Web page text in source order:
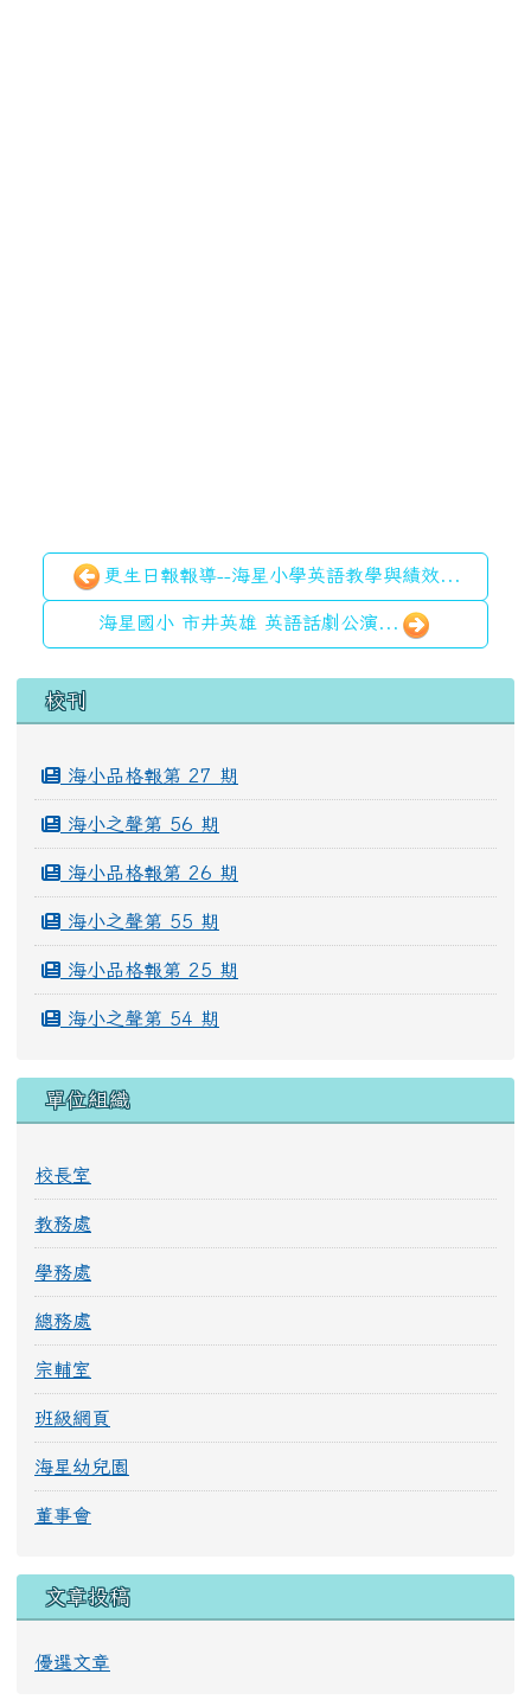
更生日報報導--海星小學英語教學與績效...
海星國小 市井英雄 英語話劇公演...
左邊區域內容
校刊
海小品格報第 27 期
海小之聲第 56 期
海小品格報第 26 期
海小之聲第 55 期
海小品格報第 25 期
海小之聲第 54 期
單位組織
校長室
教務處
學務處
總務處
宗輔室
班級網頁
海星幼兒園
董事會
文章投稿
優選文章